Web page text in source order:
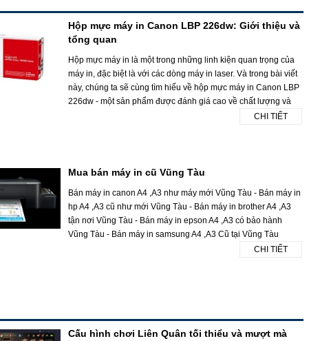
Hộp mực máy in Canon LBP 226dw: Giới thiệu và
tổng quan
Hộp mực máy in là một trong những linh kiện quan trọng của
máy in, đặc biệt là với các dòng máy in laser. Và trong bài viết
này, chúng ta sẽ cùng tìm hiểu về hộp mực máy in Canon LBP
226dw - một sản phẩm được đánh giá cao về chất lượng và
CHI TIẾT
Mua bán máy in cũ Vũng Tàu
Bán máy in canon A4 ,A3 như máy mới Vũng Tàu - Bán máy in
hp A4 ,A3 cũ như mới Vũng Tàu - Bán máy in brother A4 ,A3
tận nơi Vũng Tàu - Bán máy in epson A4 ,A3 có bảo hành
Vũng Tàu - Bán máy in samsung A4 ,A3 Cũ tại Vũng Tàu
CHI TIẾT
Cấu hình chơi Liên Quân tối thiểu và mượt mà